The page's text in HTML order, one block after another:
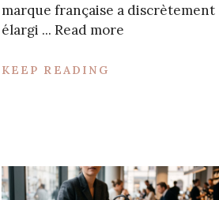
marque française a discrètement
élargi ... Read more
KEEP READING